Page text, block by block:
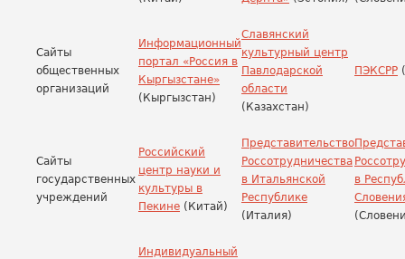
Сайты
общественных
организаций
Информационный
портал «Россия в
Кыргызстане»
(Кыргызстан)
Славянский
культурный центр
Павлодарской
области
(Казахстан)
ПЭКСРР
Сайты
государственных
учреждений
Российский
центр науки и
культуры в
Пекине (Китай)
Представительство
Россотрудничества
в Итальянской
Республике
(Италия)
в
Индивидуальный